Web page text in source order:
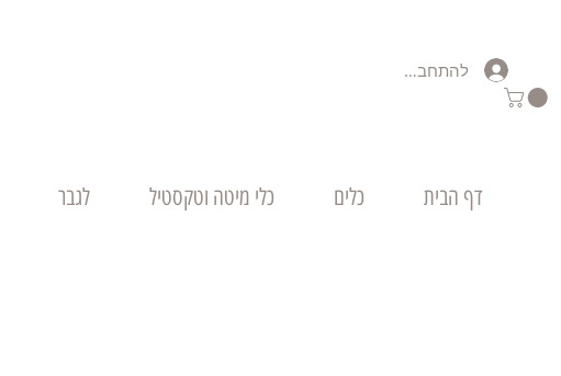
להתחברות
דף הבית כלים כלי מיטה וטקסטיל לגבר